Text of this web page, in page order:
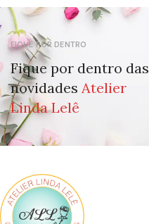
FIQUE POR DENTRO
Fique por dentro das
novidades Atelier
Linda Lelê